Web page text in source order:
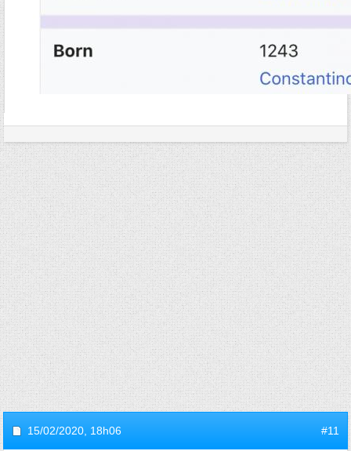
15/02/2020, 18h06 #11